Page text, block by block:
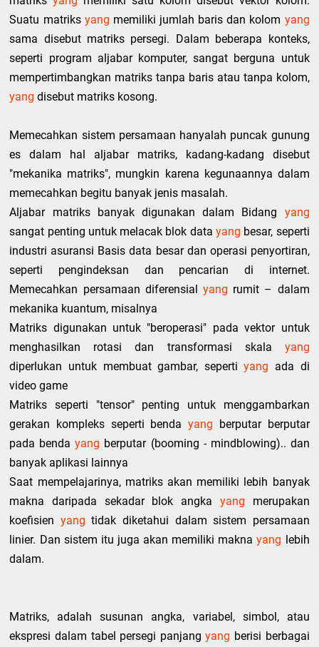
Suatu matriks yang memiliki jumlah baris dan kolom yang
sama disebut matriks persegi. Dalam beberapa konteks,
seperti program aljabar komputer, sangat berguna untuk
mempertimbangkan matriks tanpa baris atau tanpa kolom,
yang disebut matriks kosong.
Memecahkan sistem persamaan hanyalah puncak gunung
es dalam hal aljabar matriks, kadang-kadang disebut
"mekanika matriks", mungkin karena kegunaannya dalam
memecahkan begitu banyak jenis masalah.
Aljabar matriks banyak digunakan dalam Bidang yang
sangat penting untuk melacak blok datayang besar, seperti
industri asuransi Basis data besar dan operasi penyortiran,
seperti pengindeksan dan pencarian di internet.
Memecahkan persamaan diferensial yang rumit – dalam
mekanika kuantum, misalnya
Matriks digunakan untuk "beroperasi" pada vektor untuk
menghasilkan rotasi dan transformasi skala yang
diperlukan untuk membuat gambar, sepertiyang ada di
video game
Matriks seperti "tensor" penting untuk menggambarkan
gerakan kompleks seperti bendayang berputar berputar
pada bendayang berputar (booming - mindblowing).. dan
banyak aplikasi lainnya
Saat mempelajarinya, matriks akan memiliki lebih banyak
makna daripada sekadar blok angka yang merupakan
koefisien yang tidak diketahui dalam sistem persamaan
linier. Dan sistem itu juga akan memiliki maknayang lebih
dalam.
Matriks, adalah susunan angka, variabel, simbol, atau
ekspresi dalam tabel persegi panjangyang berisi berbagai